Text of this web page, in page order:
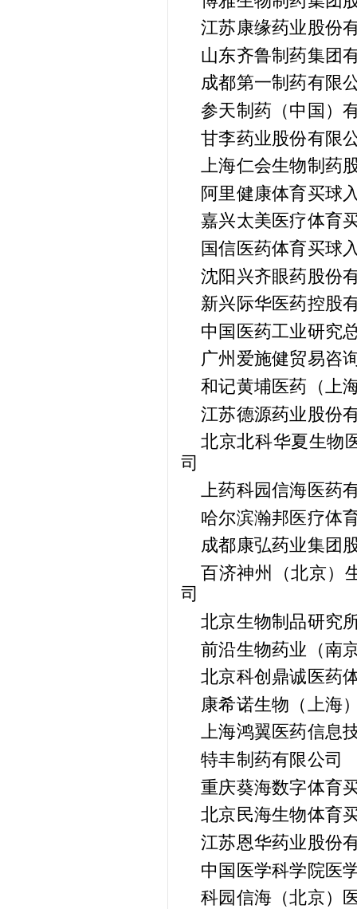
江苏康缘药业股份
山东齐鲁制药集团
成都第一制药有限
参天制药（中国）
甘李药业股份有限
上海仁会生物制药
阿里健康体育买球
嘉兴太美医疗体育
国信医药体育买球
沈阳兴齐眼药股份
新兴际华医药控股
中国医药工业研究
广州爱施健贸易咨
和记黄埔医药（上
江苏德源药业股份
北京北科华夏生物
司
上药科园信海医药
哈尔滨瀚邦医疗体
成都康弘药业集团
百济神州（北京）
司
北京生物制品研究
前沿生物药业（南
北京科创鼎诚医药
康希诺生物（上海
上海鸿翼医药信息
特丰制药有限公司
重庆葵海数字体育
北京民海生物体育
江苏恩华药业股份
中国医学科学院医
科园信海（北京）